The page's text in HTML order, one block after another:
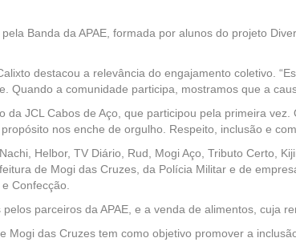
Banda da APAE, formada por alunos do projeto
destacou a relevância do engajamento coletivo.
Quando a comunidade participa, mostramos que a
JCL Cabos de Aço, que participou pela primeira
nos enche de orgulho. Respeito, inclusão e
Helbor, TV Diário, Rud, Mogi Aço, Tributo Certo,
de Mogi das Cruzes, da Polícia Militar e de
Confecção.
parceiros da APAE, e a venda de alimentos, cuja
Mogi das Cruzes tem como objetivo promover a